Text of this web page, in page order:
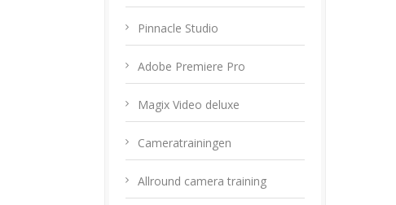
Pinnacle Studio
Adobe Premiere Pro
Magix Video deluxe
Cameratrainingen
Allround camera training